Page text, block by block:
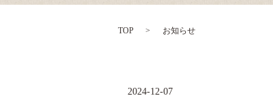
TOP お知らせ
2024-12-07